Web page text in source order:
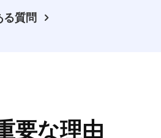
質問
要な理由